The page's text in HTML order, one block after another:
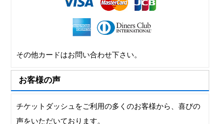
その他カードはお問い合わせ下さい。
お客様の声
チケットダッシュをご利用の多くのお客様から、喜びの
声をいただいております。